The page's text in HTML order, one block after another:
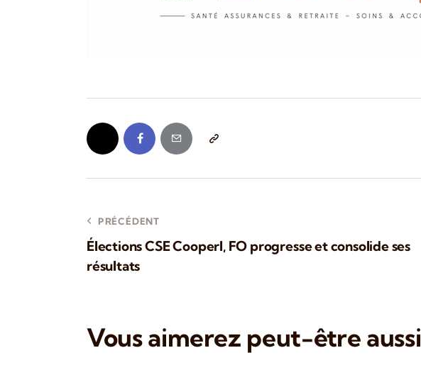
PRÉCÉDENT
Élections CSE Cooperl, FO progresse et consolide ses
résultats
Vous aimerez peut-être aussi